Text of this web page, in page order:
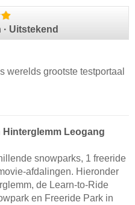
Uitstekend
werelds grootste testportaal
Leogang
snowparks, 1 freeride
afdalingen. Hieronder
de Learn-to-Ride
en Freeride Park in